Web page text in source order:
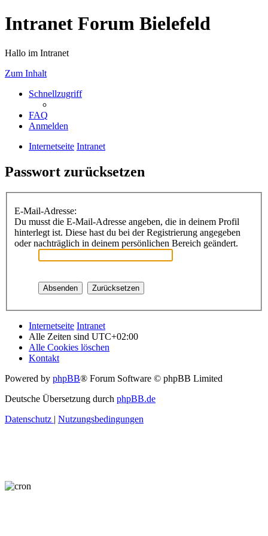
Intranet Forum Bielefeld
Hallo im Intranet
Zum Inhalt
Schnellzugriff
FAQ
Anmelden
Internetseite Intranet
Passwort zurücksetzen
E-Mail-Adresse:
Du musst die E-Mail-Adresse angeben, die in deinem Profil
hinterlegt ist. Diese hast du bei der Registrierung angegeben
oder nachträglich in deinem persönlichen Bereich geändert.
Internetseite Intranet
Alle Zeiten sind UTC+02:00
Alle Cookies löschen
Kontakt
Powered by phpBB® Forum Software © phpBB Limited
Deutsche Übersetzung durch phpBB.de
Datenschutz | Nutzungsbedingungen